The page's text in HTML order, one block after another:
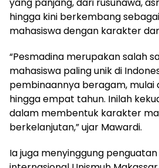
yang panjang, dari rusunawa,
hingga kini berkembang
mahasiswa dengan karakter
“Pesmadina merupakan salah
mahasiswa paling unik di
pembinaannya beragam, mulai
hingga empat tahun. Inilah
dalam membentuk karakter
berkelanjutan,” ujar Mawardi.
Ia juga menyinggung